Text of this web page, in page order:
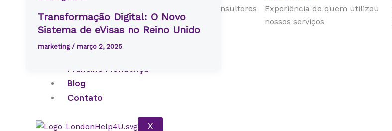
LondonHelp4U?
Conheça os consultores
certificados
Experiência de quem utilizou
nossos serviços
Francine Mendonça
Blog
Contato
X
Transformação Digital: O Novo
Sistema de eVisas no Reino Unido
marketing / março 2, 2025